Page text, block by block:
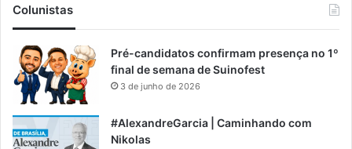
Colunistas
Pré-candidatos confirmam presença no 1º
final de semana de Suinofest
3 de junho de 2026
#AlexandreGarcia | Caminhando com
Nikolas